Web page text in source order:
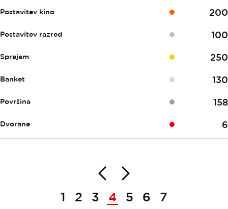
Postavitev kino 200
Postavitev razred 100
Sprejem 250
Banket 130
Površina 158
Dvorane 6
NazajNaprej
1
2 3 4 5 6 7